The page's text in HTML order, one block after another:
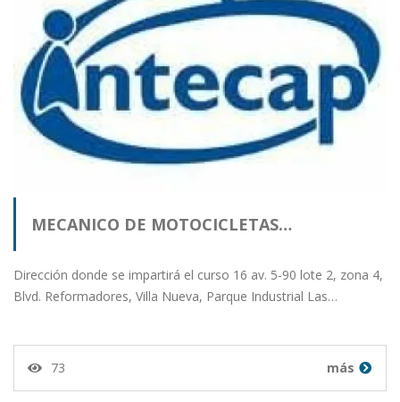
MECANICO DE MOTOCICLETAS…
Dirección donde se impartirá el curso 16 av. 5-90 lote 2, zona 4,
Blvd. Reformadores, Villa Nueva, Parque Industrial Las…
73 más